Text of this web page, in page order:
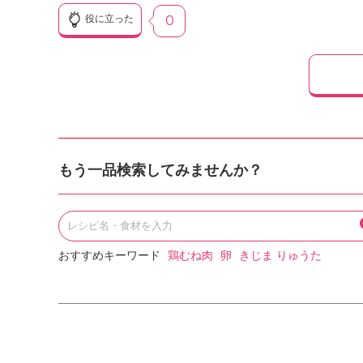
役に立った 0
もう一品検索してみませんか？
おすすめキーワード 鶏むね肉 卵 きじま りゅうた